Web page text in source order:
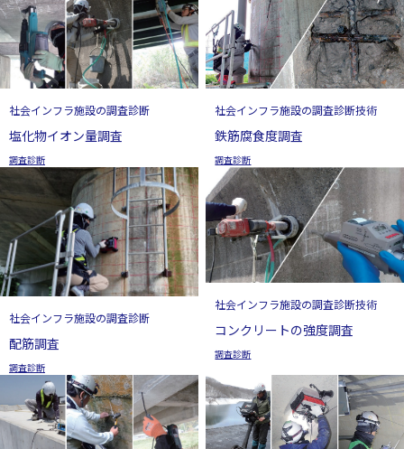
社会インフラ施設の調査診断
塩化物イオン量調査
調査診断
社会インフラ施設の調査診断技術
鉄筋腐食度調査
調査診断
社会インフラ施設の調査診断
配筋調査
調査診断
社会インフラ施設の調査診断技術
コンクリートの強度調査
調査診断